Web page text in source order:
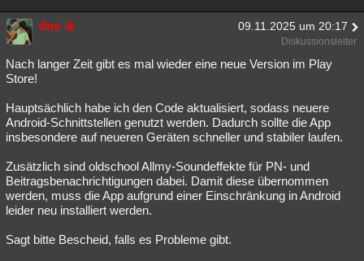
dns 09.11.2025 um 20:17
Diskussionsleiter
Nach langer Zeit gibt es mal wieder eine neue Version im Play
Store!
Hauptsächlich habe ich den Code aktualisiert, sodass neuere
Android-Schnittstellen genutzt werden. Dadurch sollte die App
insbesondere auf neueren Geräten schneller und stabiler laufen.
Zusätzlich sind oldschool Allmy-Soundeffekte für PN- und
Beitragsbenachrichtigungen dabei. Damit diese übernommen
werden, muss die App aufgrund einer Einschränkung in Android
leider neu installiert werden.
Sagt bitte Bescheid, falls es Probleme gibt.